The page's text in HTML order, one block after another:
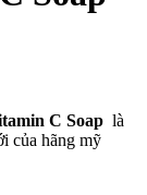
C Soap là
của hãng mỹ